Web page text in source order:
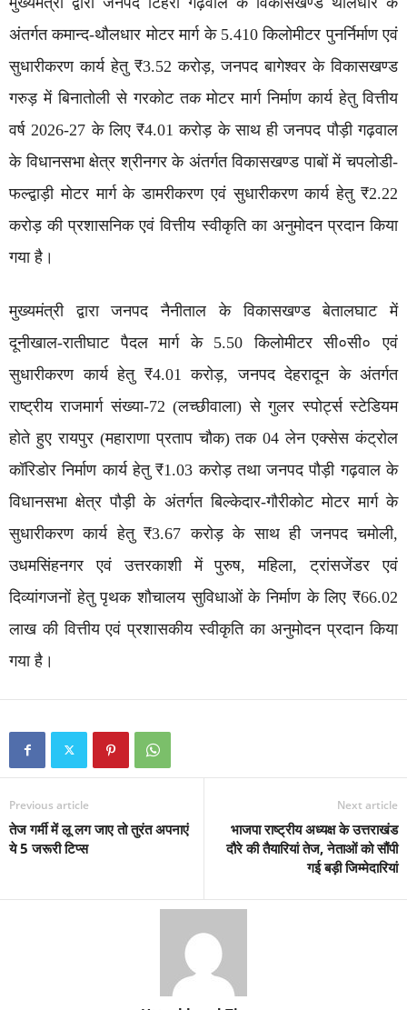
अंतर्गत कमान्द-थौलधार मोटर मार्ग के 5.410 किलोमीटर पुनर्निर्माण एवं
सुधारीकरण कार्य हेतु ₹3.52 करोड़, जनपद बागेश्वर के विकासखण्ड
गरुड़ में बिनातोली से गरकोट तक मोटर मार्ग निर्माण कार्य हेतु वित्तीय
वर्ष 2026-27 के लिए ₹4.01 करोड़ के साथ ही जनपद पौड़ी गढ़वाल
के विधानसभा क्षेत्र श्रीनगर के अंतर्गत विकासखण्ड पाबों में चपलोडी-
फल्द्वाड़ी मोटर मार्ग के डामरीकरण एवं सुधारीकरण कार्य हेतु ₹2.22
करोड़ की प्रशासनिक एवं वित्तीय स्वीकृति का अनुमोदन प्रदान किया
गया है।
मुख्यमंत्री द्वारा जनपद नैनीताल के विकासखण्ड बेतालघाट में
दूनीखाल-रातीघाट पैदल मार्ग के 5.50 किलोमीटर सी०सी० एवं
सुधारीकरण कार्य हेतु ₹4.01 करोड़, जनपद देहरादून के अंतर्गत
राष्ट्रीय राजमार्ग संख्या-72 (लच्छीवाला) से गुलर स्पोर्ट्स स्टेडियम
होते हुए रायपुर (महाराणा प्रताप चौक) तक 04 लेन एक्सेस कंट्रोल
कॉरिडोर निर्माण कार्य हेतु ₹1.03 करोड़ तथा जनपद पौड़ी गढ़वाल के
विधानसभा क्षेत्र पौड़ी के अंतर्गत बिल्केदार-गौरीकोट मोटर मार्ग के
सुधारीकरण कार्य हेतु ₹3.67 करोड़ के साथ ही जनपद चमोली,
उधमसिंहनगर एवं उत्तरकाशी में पुरुष, महिला, ट्रांसजेंडर एवं
दिव्यांगजनों हेतु पृथक शौचालय सुविधाओं के निर्माण के लिए ₹66.02
लाख की वित्तीय एवं प्रशासकीय स्वीकृति का अनुमोदन प्रदान किया
गया है।
Previous article
तेज गर्मी में लू लग जाए तो तुरंत अपनाएं
ये 5 जरूरी टिप्स
Next article
भाजपा राष्ट्रीय अध्यक्ष के उत्तराखंड
दौरे की तैयारियां तेज, नेताओं को सौंपी
गई बड़ी जिम्मेदारियां